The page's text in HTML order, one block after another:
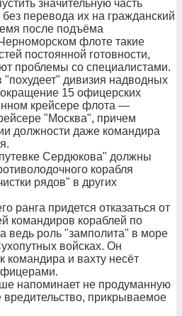
значительную часть
перевода их на гражданский
после подъёма
флоте такие
постоянной готовности,
проблемы со специалистами.
"похудеет" дивизия надводных
15 офицерских
крейсере флота —
"Москва", причем
должности даже командира
Сердюкова" должны
корабля
рядов" в других
ранга придется отказаться от
командиров кораблей по
ведь роль "замполита" в море
войсках. Он
командира и вахту несёт
напоминает не продуманную
прикрываемое